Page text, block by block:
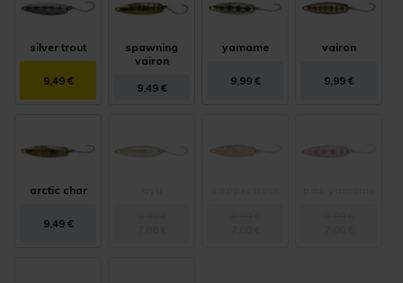
silver trout
9,49 €
spawning
vairon
9,49 €
yamame
9,99 €
vairon
9,99 €
arctic char
9,49 €